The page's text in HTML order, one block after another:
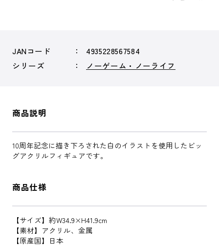
JANコード
4935228567584
シリーズ
ノーゲーム・ノーライフ
商品説明
10周年記念に描き下ろされた白のイラストを使用したビッ
グアクリルフィギュアです。
商品仕様
【サイズ】約W34.9×H41.9cm
【素材】アクリル、金属
【原産国】日本